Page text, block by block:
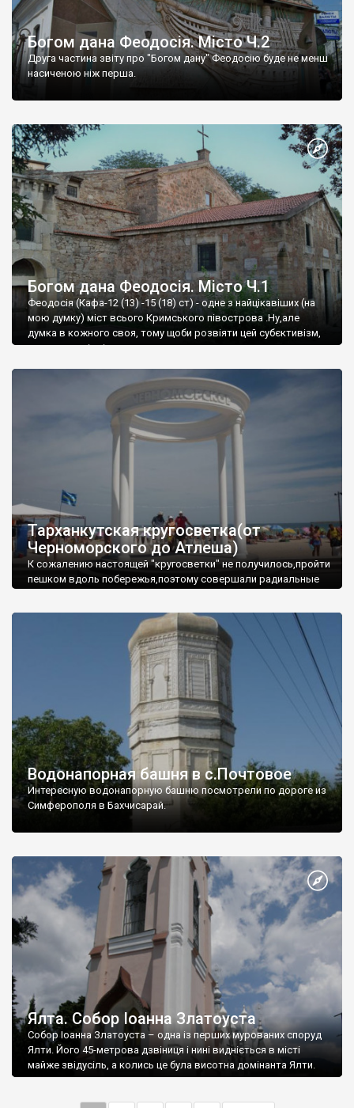
Богом дана Феодосія. Місто Ч.2
Друга частина звіту про "Богом дану" Феодосію буде не менш
насиченою ніж перша.
Богом дана Феодосія. Місто Ч.1
Феодосія (Кафа-12 (13) -15 (18) ст) - одне з найцікавіших (на
мою думку) міст всього Кримського півострова .Ну,але
думка в кожного своя, тому щоби розвіяти цей субєктивізм,
запрошую відвідати це
Тарханкутская кругосветка(от
Черноморского до Атлеша)
К сожалению настоящей "кругосветки" не получилось,пройти
пешком вдоль побережья,поэтому совершали радиальные
Водонапорная башня в с.Почтовое
Интересную водонапорную башню посмотрели по дороге из
Симферополя в Бахчисарай.
Ялта. Собор Іоанна Златоуста
Собор Іоанна Златоуста – одна із перших мурованих споруд
Ялти. Його 45-метрова дзвіниця і нині видніється в місті
майже звідусіль, а колись це була висотна домінанта Ялти.